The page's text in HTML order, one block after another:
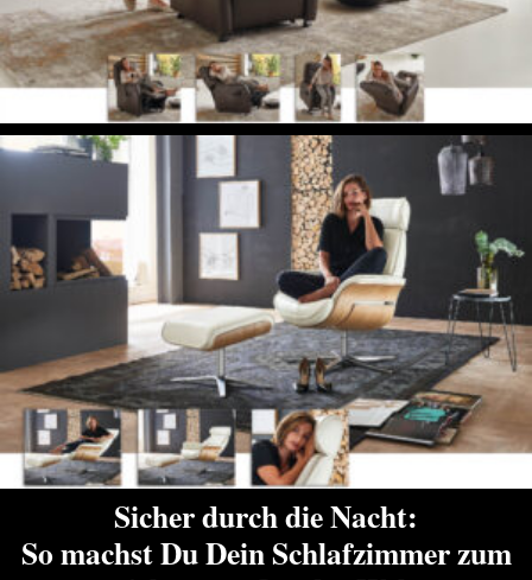
Sicher durch die Nacht:
So machst Du Dein Schlafzimmer zum